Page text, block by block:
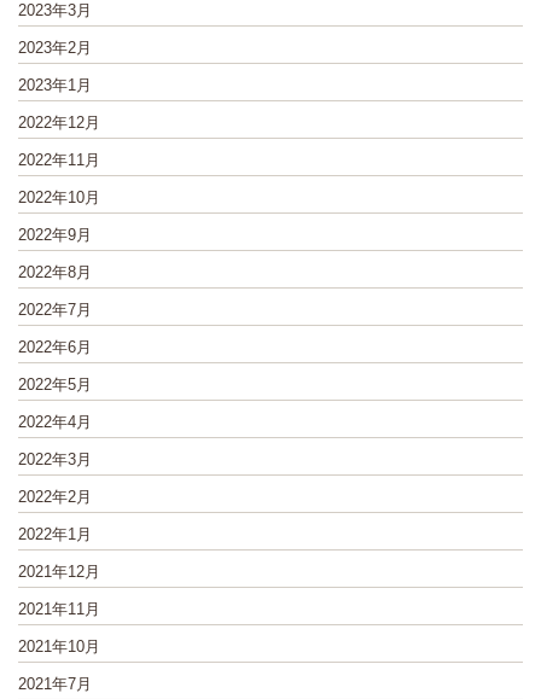
2023年3月
2023年2月
2023年1月
2022年12月
2022年11月
2022年10月
2022年9月
2022年8月
2022年7月
2022年6月
2022年5月
2022年4月
2022年3月
2022年2月
2022年1月
2021年12月
2021年11月
2021年10月
2021年7月